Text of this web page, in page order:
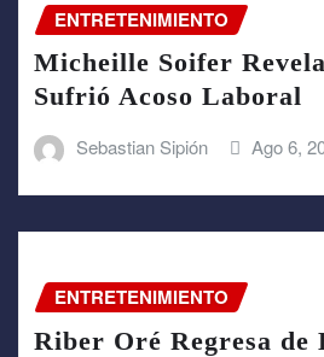
ENTRETENIMIENTO
Micheille Soifer
Sufrió Acoso Laboral
Sebastian Sipión Ago 6,
ENTRETENIMIENTO
Riber Oré Regresa de